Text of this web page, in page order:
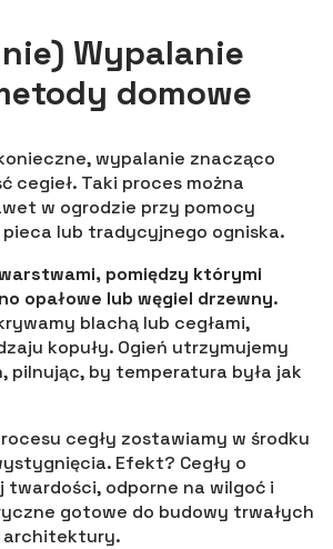
Wypalanie
domowe
wypalanie znacząco
cegieł. Taki proces można
w ogrodzie przy pomocy
lub tradycyjnego ogniska.
pomiędzy którymi
opałowe lub węgiel drzewny.
blachą lub cegłami,
kopuły. Ogień utrzymujemy
pilnując, by temperatura była jak
cegły zostawiamy w środku
Efekt? Cegły o
twardości, odporne na wilgoć i
gotowe do budowy trwałych
architektury.